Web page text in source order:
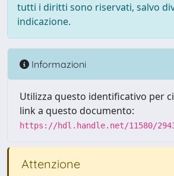
tutti i diritti sono riservati, salvo
indicazione.
Informazioni
Utilizza questo identificativo per
link a questo documento:
https://hdl.handle.net/11580/
Attenzione